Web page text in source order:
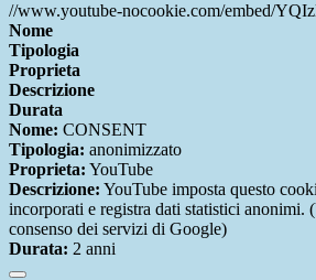
//www.youtube-nocookie.com/embed/
Nome
Tipologia
Proprieta
Descrizione
Durata
Nome: CONSENT
Tipologia: anonimizzato
Proprieta: YouTube
Descrizione: YouTube imposta questo
incorporati e registra dati statistici anonimi.
consenso dei servizi di Google)
Durata: 2 anni